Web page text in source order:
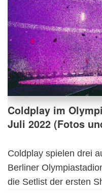
Coldplay im
Juli 2022 (Fotos
Coldplay spielen drei
Berliner
die Setlist der ersten